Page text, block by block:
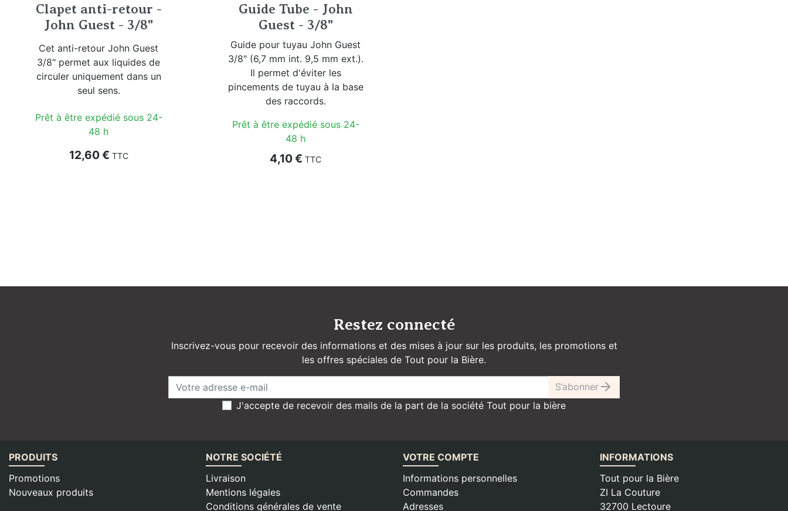
Clapet anti-retour -
John Guest - 3/8"
Cet anti-retour John Guest
3/8" permet aux liquides de
circuler uniquement dans un
seul sens.
Prêt à être expédié sous 24-
48 h
Prix
12,60 € TTC
Guide Tube - John
Guest - 3/8"
Guide pour tuyau John Guest
3/8" (6,7 mm int. 9,5 mm ext.).
Il permet d'éviter les
pincements de tuyau à la base
des raccords.
Prêt à être expédié sous 24-
48 h
Prix
4,10 € TTC
Restez connecté
Inscrivez-vous pour recevoir des informations et des mises à jour sur les produits, les promotions et
les offres spéciales de Tout pour la Bière.
S’abonner
J'accepte de recevoir des mails de la part de la société Tout pour la bière
PRODUITS
Promotions
Nouveaux produits
NOTRE SOCIÉTÉ
Livraison
Mentions légales
Conditions générales de vente
VOTRE COMPTE
Informations personnelles
Commandes
Adresses
INFORMATIONS
Tout pour la Bière
ZI La Couture
32700 Lectoure